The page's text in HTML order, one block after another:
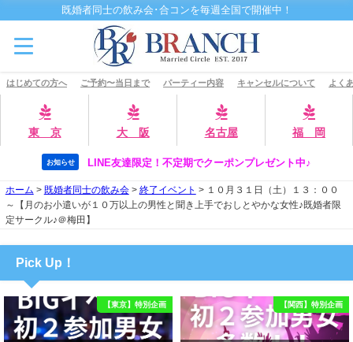
既婚者同士の飲み会･合コンを毎週全国で開催中！
はじめての方へ ご予約〜当日まで パーティー内容 キャンセルについて よく
東 京 大 阪 名古屋 福 岡
お知らせ LINE友達限定！不定期でクーポンプレゼント中♪
ホーム > 既婚者同士の飲み会> 終了イベント > １０月３１日（土）１３：００
～【月のお小遣いが１０万以上の男性と聞き上手でおしとやかな女性♪既婚者限
定サークル♪＠梅田】
Pick Up！
【東京】特別企画 【関西】特別企画